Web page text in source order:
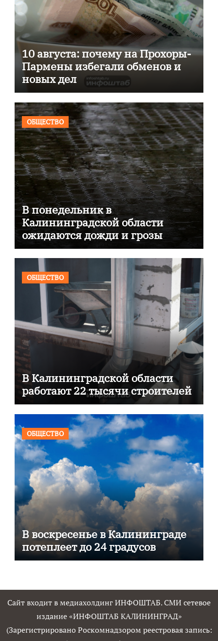
10 августа: почему на Прохоры-
Пармены избегали обменов и
новых дел
ОБЩЕСТВО
В понедельник в
Калининградской области
ожидаются дожди и грозы
ОБЩЕСТВО
В Калининградской области
работают 22 тысячи строителей
ОБЩЕСТВО
В воскресенье в Калининграде
потеплеет до 24 градусов
Сайт входит в медиахолдинг ИНФОШТАБ. СМИ сетевое
издание «ИНФОШТАБ КАЛИНИНГРАД»
(Зарегистрировано Роскомнадзором реестровая запись: